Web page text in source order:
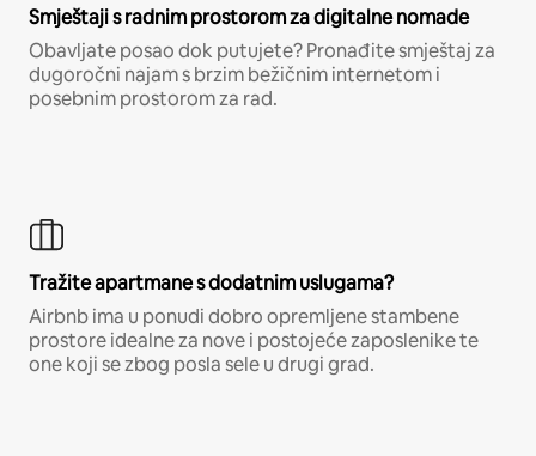
Smještaji s radnim prostorom za digitalne nomade
Obavljate posao dok putujete? Pronađite smještaj za
dugoročni najam s brzim bežičnim internetom i
posebnim prostorom za rad.
Tražite apartmane s dodatnim uslugama?
Airbnb ima u ponudi dobro opremljene stambene
prostore idealne za nove i postojeće zaposlenike te
one koji se zbog posla sele u drugi grad.